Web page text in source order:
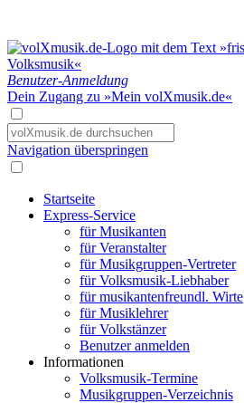
Benutzer-Anmeldung
Dein Zugang zu »Mein volXmusik.de«
Navigation überspringen
Startseite
Express-Service
für Musikanten
für Veranstalter
für Musikgruppen-Vertreter
für Volksmusik-Liebhaber
für musikantenfreundl. Wirte
für Musiklehrer
für Volkstänzer
Benutzer anmelden
Informationen
Volksmusik-Termine
Musikgruppen-Verzeichnis